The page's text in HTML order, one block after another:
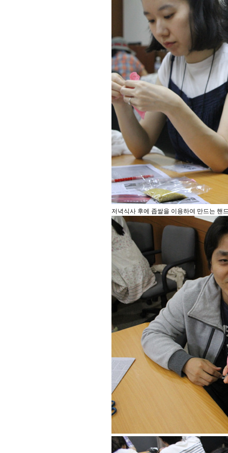
저녁식사 후에 좁쌀을 이용하여 만드는 핸